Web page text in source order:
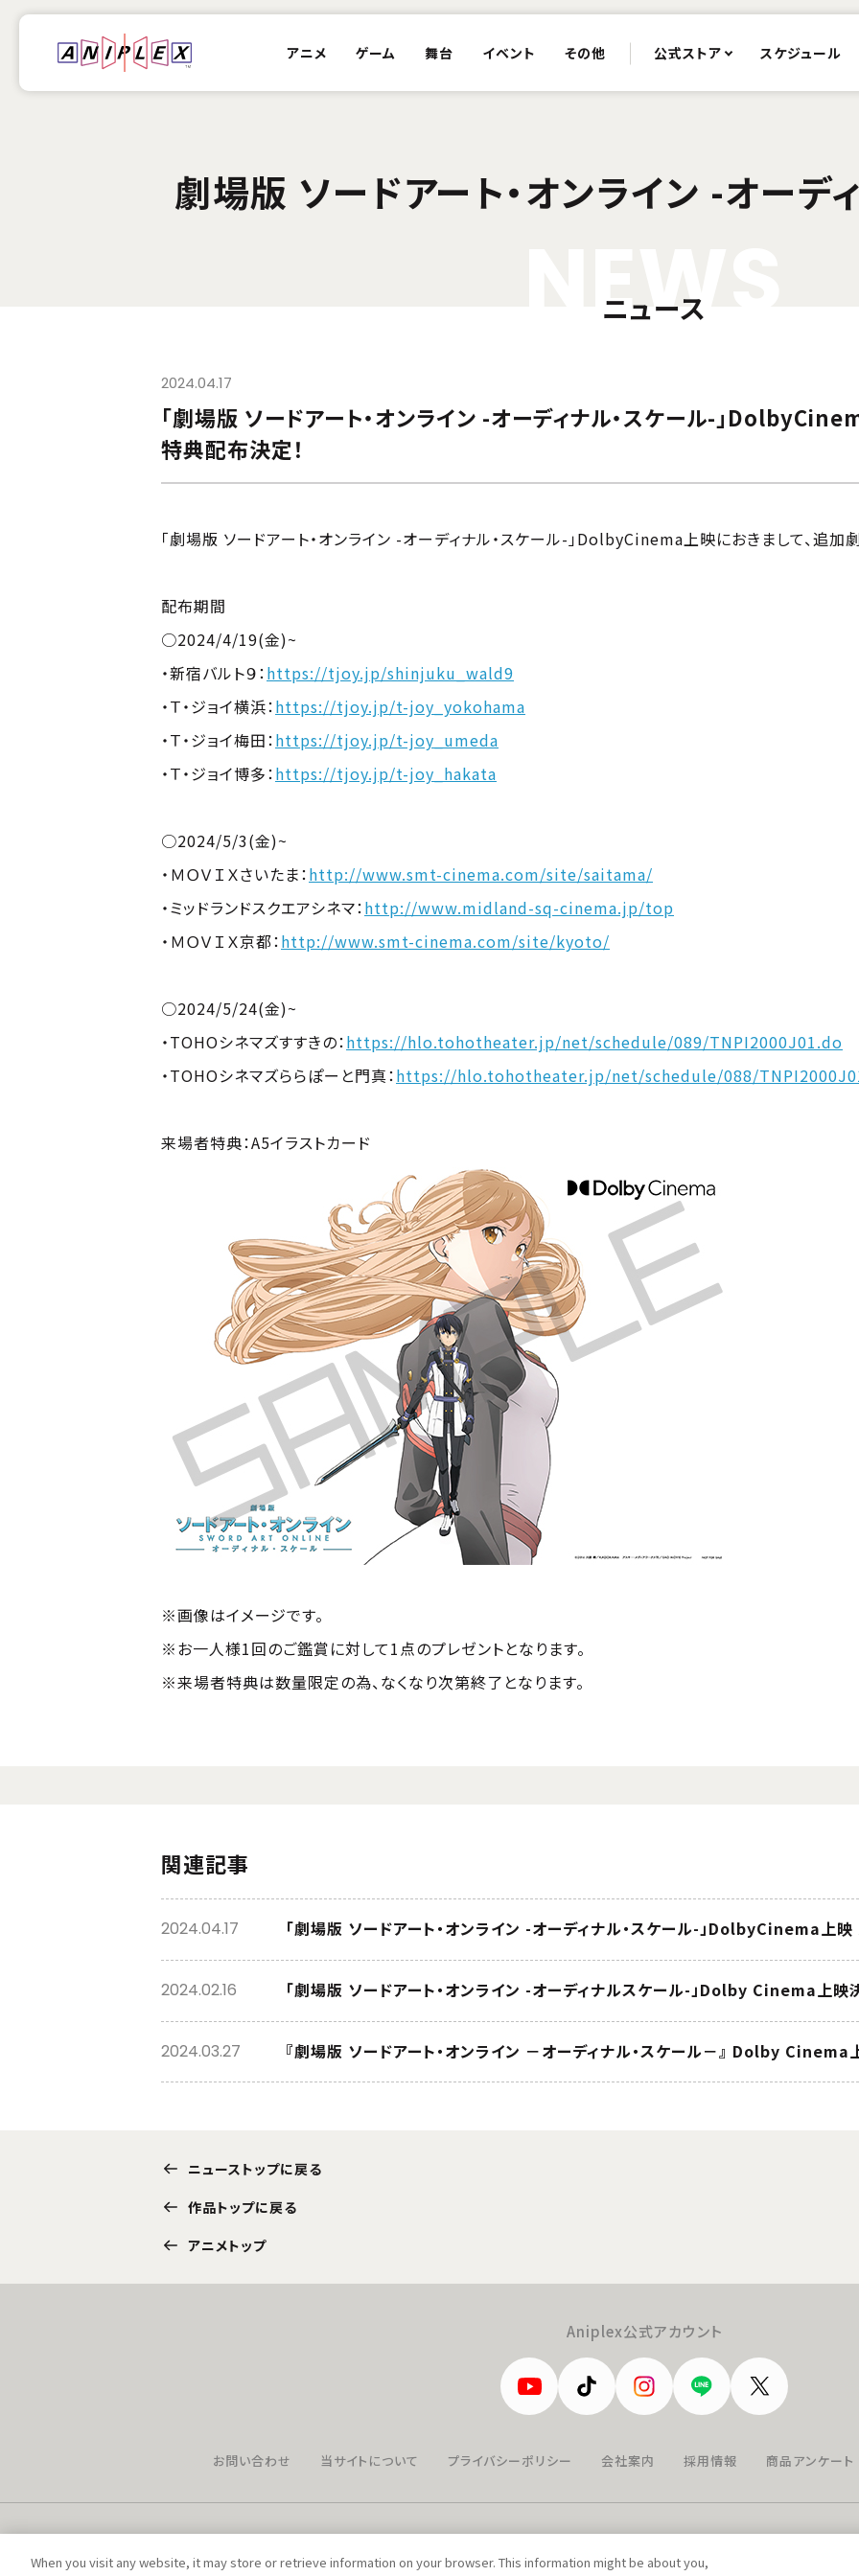
アニメ ゲーム 舞台 イベント その他 公式ストア スケジュール
劇場版 ソードアート・オンライン -オーデ
EW
ニュース
2024.04.17
「劇場版 ソードアート・オンライン -オーディナル・スケール-」
特典配布決定！
「劇場版 ソードアート・オンライン -オーディナル・スケール-」DolbyCinema上映におきまして、追
配布期間
○2024/4/19(金)~
・新宿バルト９：https://tjoy.jp/shinjuku_wald9
・Ｔ・ジョイ横浜：https://tjoy.jp/t-joy_yokohama
・Ｔ・ジョイ梅田：https://tjoy.jp/t-joy_umeda
・Ｔ・ジョイ博多：https://tjoy.jp/t-joy_hakata
○2024/5/3(金)~
・ＭＯＶＩＸさいたま：http://www.smt-cinema.com/site/saitama/
・ミッドランドスクエアシネマ：http://www.midland-sq-cinema.jp/top
・ＭＯＶＩＸ京都：http://www.smt-cinema.com/site/kyoto/
○2024/5/24(金)~
・TOHOシネマズすすきの：https://hlo.tohotheater.jp/net/schedule/089/TNPI2000J01.do
・TOHOシネマズららぽーと門真：https://hlo.tohotheater.jp/net/schedule/088/
来場者特典：A5イラストカード
※画像はイメージです。
※お一人様1回のご鑑賞に対して1点のプレゼントとなります。
※来場者特典は数量限定の為、なくなり次第終了となります。
関連記事
「劇場版 ソードアート・オンライン -オーディナル・スケール-」DolbyCinema上
2024.04.17
2024.02.16
『劇場版 ソードアート・オンライン －オーディナル・スケール－』 Dolby
2024.03.27
ニューストップに戻る
作品トップに戻る
アニメトップ
Aniplex公式アカウント
お問い合わせ 当サイトについて プライバシーポリシー 会社案内 採用情報 商品アンケート
When you visit any website, it may store or retrieve information on your browser. This information might be about you,